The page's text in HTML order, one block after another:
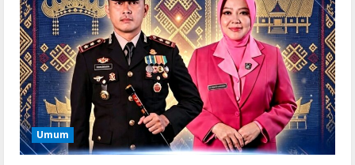
Umum
4
Umum
Kemarau Panjang Picu Kebakaran di
Sangkaran Bhakti; Rumah Ibu Yuli
Hangus Dilalap Api
August 7, 2026
Serialers
Adobe Acrobat Pro 2021 Portable only
[100% Worked] [Windows] 2025